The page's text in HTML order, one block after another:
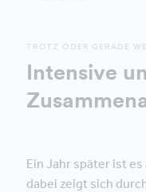
TROTZ ODER GERADE
Intensive
Ein Jahr später ist
dabei zeigt sich